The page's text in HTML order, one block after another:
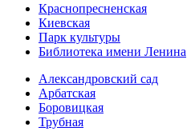
Краснопресненская
Киевская
Парк культуры
Библиотека имени Ленина
Александровский сад
Арбатская
Боровицкая
Трубная